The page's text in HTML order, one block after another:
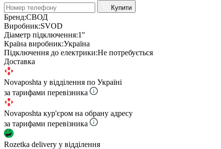
Купити
Бренд:СВОД
Виробник:SVOD
Діаметр підключення:1''
Країна виробник:Україна
Підключення до електрики:Не потребується
Доставка
Novaposhta у відділення по Україні
за тарифами перевізника
Novaposhta кур'єром на обрану адресу
за тарифами перевізника
Rozetka delivery у відділення